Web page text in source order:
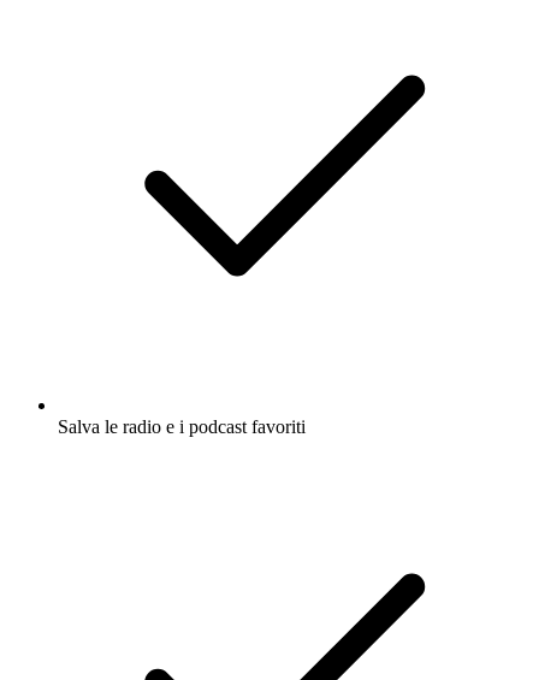
Salva le radio e i podcast favoriti